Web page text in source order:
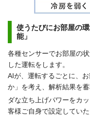
使うたびにお部屋の
能」
各種センサーでお部屋の
した運転をします。
AIが、運転するごとに、
か」を考え、解析結果を
ダな立ち上げパワーをカ
客様ご自身で設定してい